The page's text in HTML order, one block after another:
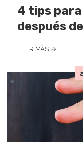
4 tips
después
LEER MÁS →